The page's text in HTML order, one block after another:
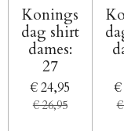
Konings
dag shirt
dames:
27
€ 24,95
€ 26,95
€